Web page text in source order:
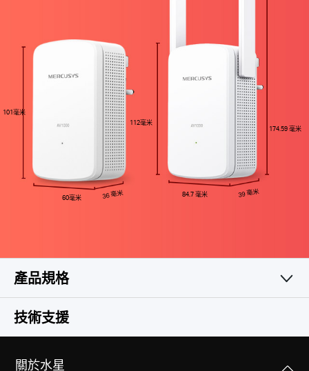
101毫米
60毫米 36 毫米
112毫米
84.7 毫米 39 毫米
174.59 毫米
產品規格
軟體功能
OFDM (PLC)
技術支援
關於水星